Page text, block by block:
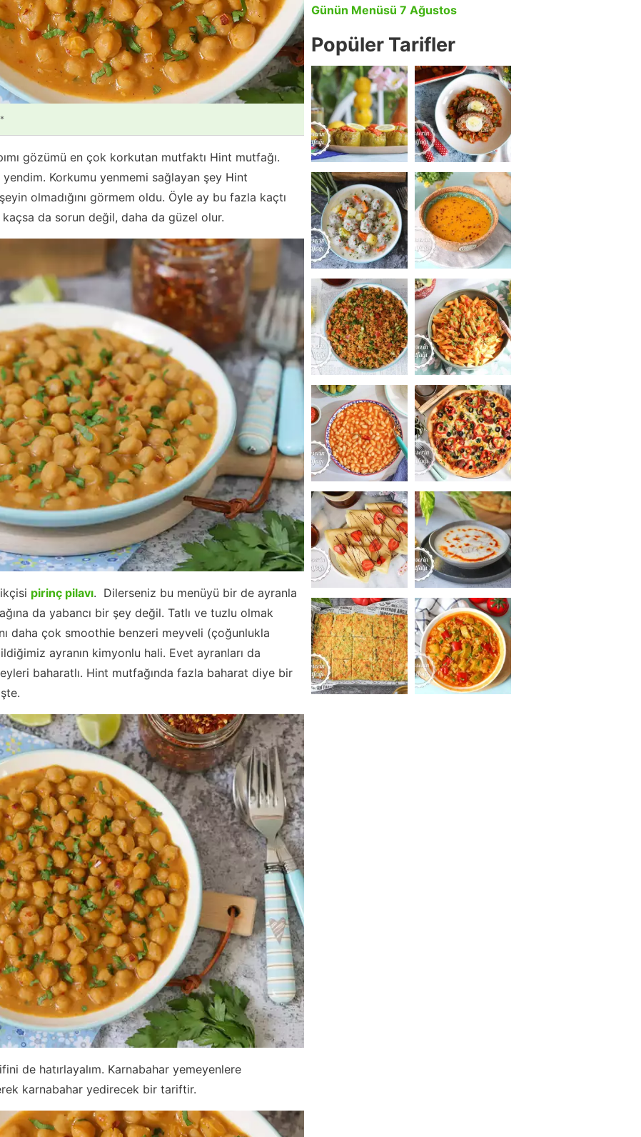
gözümü en çok korkutan mutfaktı Hint mutfağı.
Korkumu yenmemi sağlayan şey Hint
olmadığını görmem oldu. Öyle ay bu fazla kaçtı
da sorun değil, daha da güzel olur.
pirinç pilavı. Dilerseniz bu menüyü bir de ayranla
da yabancı bir şey değil. Tatlı ve tuzlu olmak
daha çok smoothie benzeri meyveli (çoğunlukla
ayranın kimyonlu hali. Evet ayranları da
baharatlı. Hint mutfağında fazla baharat diye bir
de hatırlayalım. Karnabahar yemeyenlere
karnabahar yedirecek bir tariftir.
Günün Menüsü 7 Ağustos
Popüler Tarifler